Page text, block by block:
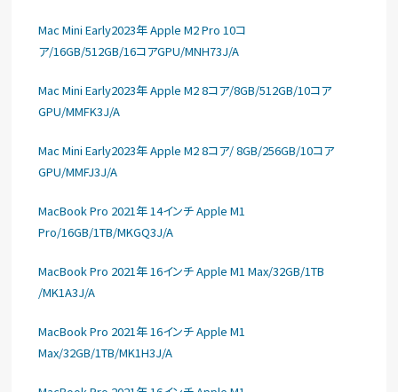
Mac Mini Early2023年 Apple M2 Pro 10コ
ア/16GB/512GB/16コアGPU/MNH73J/A
Mac Mini Early2023年 Apple M2 8コア/8GB/512GB/10コア
GPU/MMFK3J/A
Mac Mini Early2023年 Apple M2 8コア/ 8GB/256GB/10コア
GPU/MMFJ3J/A
MacBook Pro 2021年 14インチ Apple M1
Pro/16GB/1TB/MKGQ3J/A
MacBook Pro 2021年 16インチ Apple M1 Max/32GB/1TB
/MK1A3J/A
MacBook Pro 2021年 16インチ Apple M1
Max/32GB/1TB/MK1H3J/A